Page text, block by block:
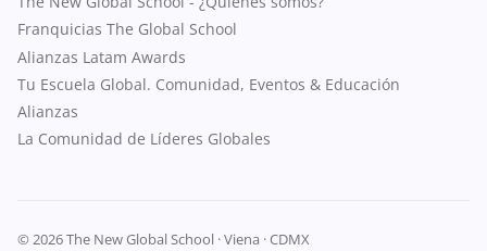
Franquicias The Global School
Alianzas Latam Awards
Tu Escuela Global. Comunidad, Eventos & Educación
Alianzas
La Comunidad de Líderes Globales
© 2026 The New Global School · Viena · CDMX